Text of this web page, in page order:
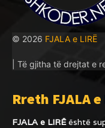
© 2026 FJALA e LIRË
| Të gjitha të drejtat e
Rreth FJALA e
FJALA e LIRËështë